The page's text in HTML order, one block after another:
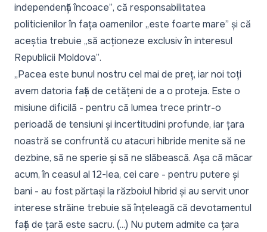
independență încoace”, că responsabilitatea
politicienilor în fața oamenilor „este foarte mare” și că
aceștia trebuie „să acționeze exclusiv în interesul
Republicii Moldova”.
„Pacea este bunul nostru cel mai de preț, iar noi toți
avem datoria față de cetățeni de a o proteja. Este o
misiune dificilă - pentru că lumea trece printr-o
perioadă de tensiuni și incertitudini profunde, iar țara
noastră se confruntă cu atacuri hibride menite să ne
dezbine, să ne sperie și să ne slăbească. Așa că măcar
acum, în ceasul al 12-lea, cei care - pentru putere și
bani - au fost părtași la războiul hibrid și au servit unor
interese străine trebuie să înțeleagă că devotamentul
față de țară este sacru. (...) Nu putem admite ca țara